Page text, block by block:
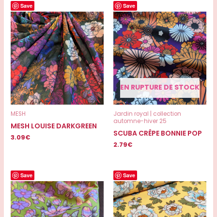
Save
MESH
MESH LOUISE DARKGREEN
3.09€
Save
EN RUPTURE DE STOCK
Jardin royal | collection
automne-hiver 25
SCUBA CRÊPE BONNIE POP
2.79€
Save Save